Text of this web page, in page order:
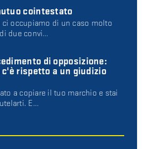
cointestato
occupiamo di un caso molto
due convi…
di opposizione:
rispetto a un giudizio
a copiare il tuo marchio e stai
E…